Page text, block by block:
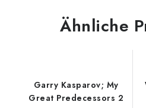
Ähnliche
Garry Kasparov; My
Great Predecessors 2